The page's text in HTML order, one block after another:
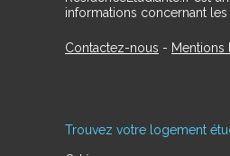
informations concernant
Contactez-nous - Mentions
Trouvez votre logement